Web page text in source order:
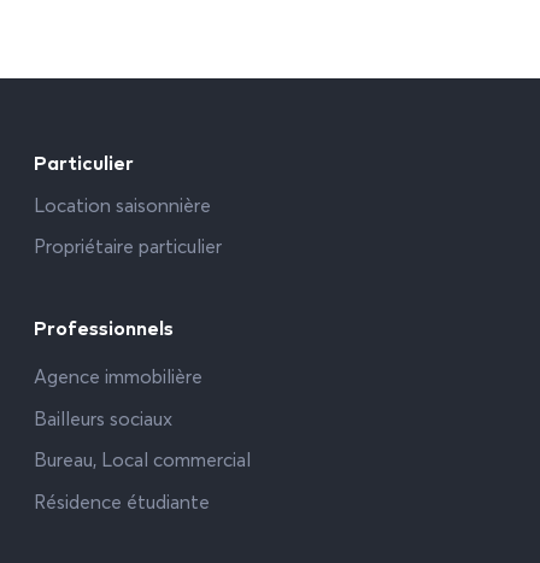
Particulier
Location saisonnière
Propriétaire particulier
Professionnels
Agence immobilière
Bailleurs sociaux
Bureau, Local commercial
Résidence étudiante